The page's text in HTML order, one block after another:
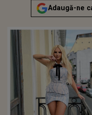
Adaugă-ne